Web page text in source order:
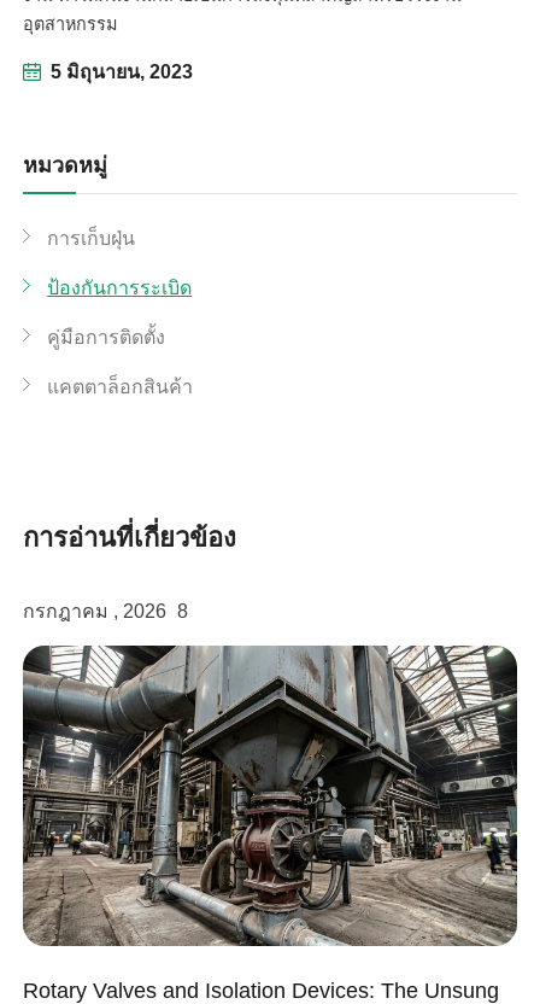
5 มิถุนายน, 2023
หมวดหมู่
การเก็บฝุ่น
ป้องกันการระเบิด
คู่มือการติดตั้ง
แคตตาล็อกสินค้า
อุตสาหกรรม
การอ่านที่เกี่ยวข้อง
กรกฎาคม , 2026 8
Rotary Valves and Isolation Devices: The Unsung